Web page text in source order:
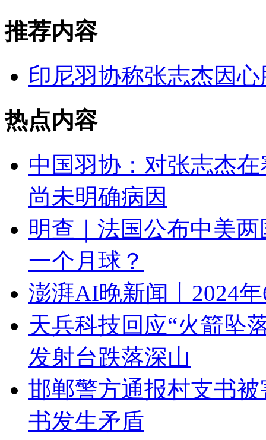
推荐内容
印尼羽协称张志杰因
热点内容
中国羽协：对张志杰
尚未明确病因
明查｜法国公布中美
一个月球？
澎湃AI晚新闻丨2024
天兵科技回应“火箭坠
发射台跌落深山
邯郸警方通报村支书
书发生矛盾